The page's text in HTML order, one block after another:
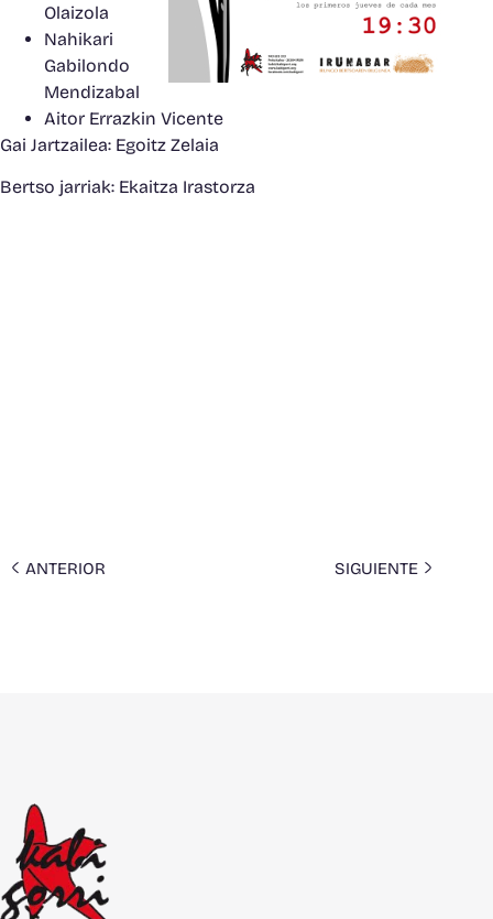
Olaizola
Nahikari
Gabilondo
Mendizabal
Aitor Errazkin Vicente
Gai Jartzailea: Egoitz Zelaia
Bertso jarriak: Ekaitza Irastorza
ANTERIOR SIGUIENTE